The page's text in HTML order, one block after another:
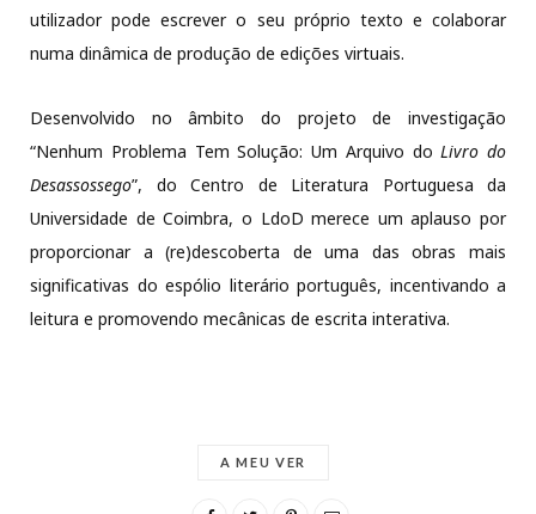
utilizador pode escrever o seu próprio texto e colaborar
numa dinâmica de produção de edições virtuais.
Desenvolvido no âmbito do projeto de investigação
“Nenhum Problema Tem Solução: Um Arquivo doLivro do
Desassossego”, do Centro de Literatura Portuguesa da
Universidade de Coimbra, o LdoD merece um aplauso por
proporcionar a (re)descoberta de uma das obras mais
significativas do espólio literário português, incentivando a
leitura e promovendo mecânicas de escrita interativa.
A MEU VER